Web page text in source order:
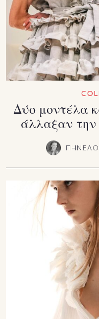
Δύο μοντέλα
άλλαξαν την